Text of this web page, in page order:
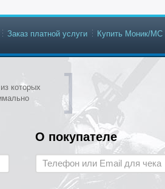
которых
Заказ платной услуги Купить Моник/МС
О покупателе